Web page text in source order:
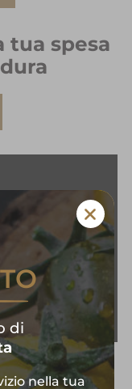
tua spesa
in
di
nella tua